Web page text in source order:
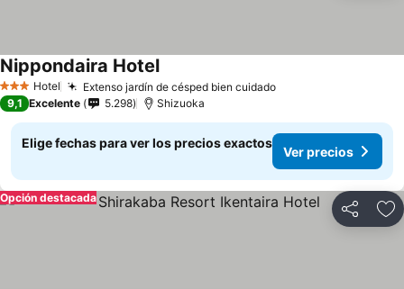
3 Estrellas
Hotel Extenso jardín de césped bien cuidadoVer precios
Nippondaira HotelVer precios
9,1 Excelente 5.298 Shizuoka
Elige fechas para ver los precios exactos
Ver precios
Compartir
Opción destacada